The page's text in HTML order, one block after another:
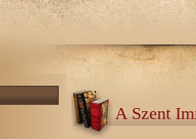
A Szent